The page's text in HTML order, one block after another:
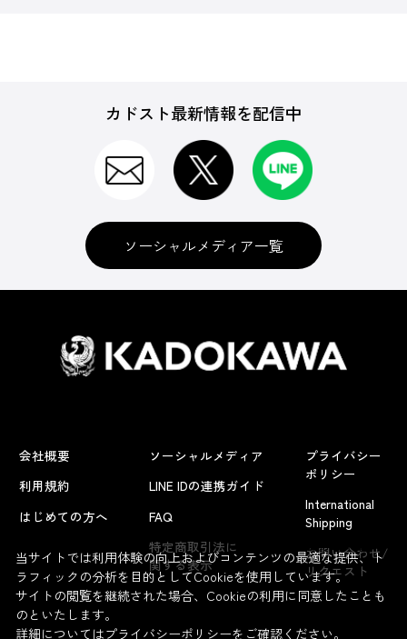
よくあるお問い合わせ
カドスト最新情報を配信中
ソーシャルメディア一覧
会社概要
利用規約
はじめての方へ
ソーシャルメディア
LINE IDの連携ガイド
FAQ
特定商取引法に
関する表示
プライバシー
ポリシー
International
Shipping
お問い合わせ/
リクエスト
当サイトでは利用体験の向上およびコンテンツの最適な提供、ト
ラフィックの分析を目的としてCookieを使用しています。
サイトの閲覧を継続された場合、Cookieの利用に同意したことも
のといたします。
詳細についてはプライバシーポリシーをご確認ください。